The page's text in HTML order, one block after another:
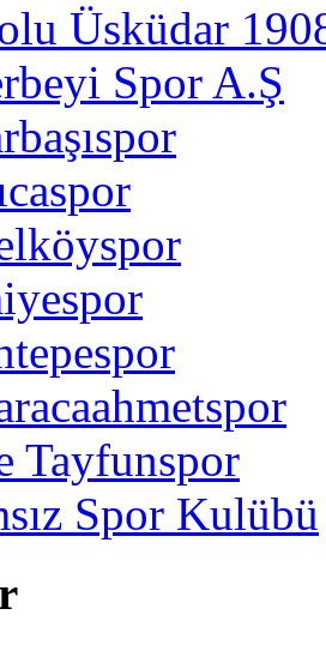
Üsküdar
Spor A.Ş
Tayfunspor
Spor Kulübü